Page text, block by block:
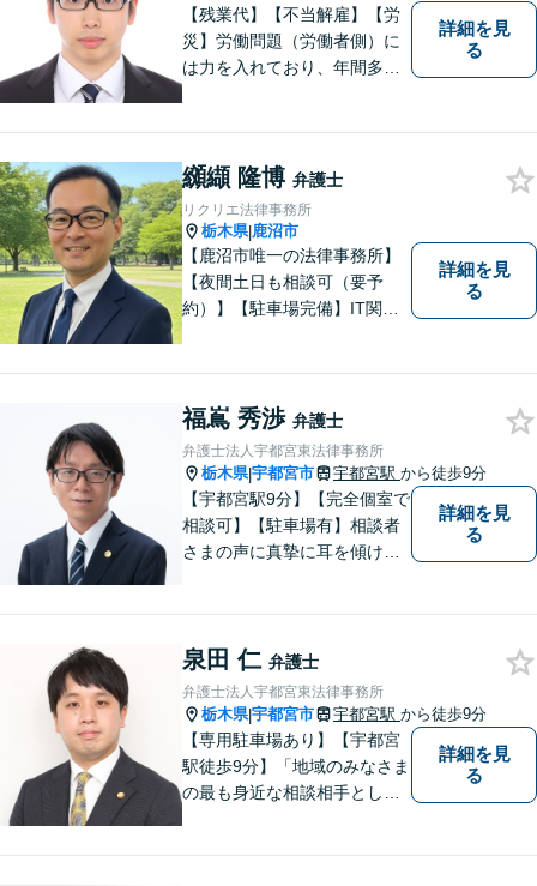
ださい。
【残業代】【不当解雇】【労
災】労働問題（労働者側）に
は力を入れており、年間多数
弁護士団体）に所属していま
詳細を見
る
纐纈 隆博 弁護士
リクリエ法律事務所
栃木県|鹿沼市
【鹿沼市唯一の法律事務所】
【夜間土日も相談可（要予
約）】【駐車場完備】IT関連
せ下さい。
詳細を見
る
福嶌 秀渉 弁護士
弁護士法人宇都宮東法律事務所
栃木県|宇都宮市 宇都宮駅 から徒歩9分
【宇都宮駅9分】【完全個室で
相談可】【駐車場有】相談者
さまの声に真摯に耳を傾け、
を心がけ、信頼いただける弁
護士でありたいと思っていま
す。
詳細を見
る
泉田 仁 弁護士
弁護士法人宇都宮東法律事務所
栃木県|宇都宮市 宇都宮駅 から徒歩9分
【専用駐車場あり】【宇都宮
駅徒歩9分】「地域のみなさま
の最も身近な相談相手として
詳細を見
る